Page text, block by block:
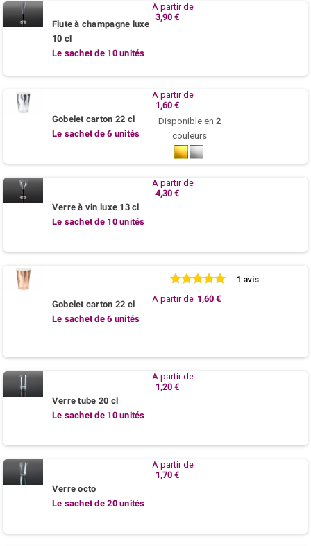
Flute à champagne luxe
10 cl
Le sachet de 10 unités
A partir de
3,90 €
Gobelet carton 22 cl
Le sachet de 6 unités
A partir de
1,60 €
Disponible en 2
couleurs
Or Argent
Verre à vin luxe 13 cl
Le sachet de 10 unités
A partir de
4,30 €
Gobelet carton 22 cl
Le sachet de 6 unités
1 avis
A partir de 1,60 €
Verre tube 20 cl
Le sachet de 10 unités
A partir de
1,20 €
Verre octo
Le sachet de 20 unités
A partir de
1,70 €